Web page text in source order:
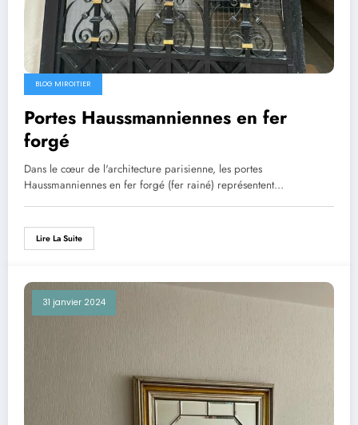
BLOG MIROITIER
Portes Haussmanniennes en fer
forgé
Dans le cœur de l'architecture parisienne, les portes
Haussmanniennes en fer forgé (fer rainé) représentent…
Lire La Suite
31 janvier 2024